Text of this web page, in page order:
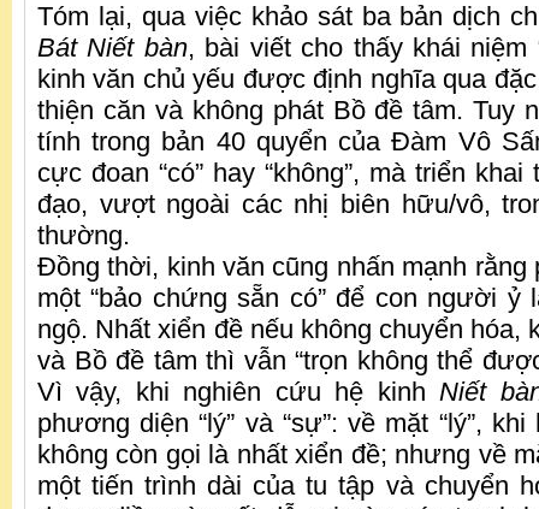
Tóm lại, qua việc khảo sát ba bản dịch
Bát Niết bàn, bài viết cho thấy khái niệm
kinh văn chủ yếu được định nghĩa qua đặc
thiện căn và không phát Bồ đề tâm. Tuy
tính trong bản 40 quyển của Đàm Vô
cực đoan “có” hay “không”, mà triển
đạo, vượt ngoài các nhị biên hữu/vô,
thường.
Đồng thời, kinh văn cũng nhấn mạnh rằng
một “bảo chứng sẵn có” để con người ỷ
ngộ. Nhất xiển đề nếu không chuyển hóa,
và Bồ đề tâm thì vẫn “trọn không thể
Vì vậy, khi nghiên cứu hệ kinhNiết
phương diện “lý” và “sự”: về mặt “lý”,
không còn gọi là nhất xiển đề; nhưng về
một tiến trình dài của tu tập và chuyển